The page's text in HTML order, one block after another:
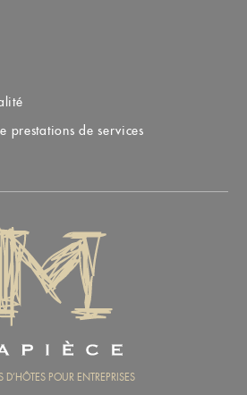
prestations de services
POUR ENTREPRISES